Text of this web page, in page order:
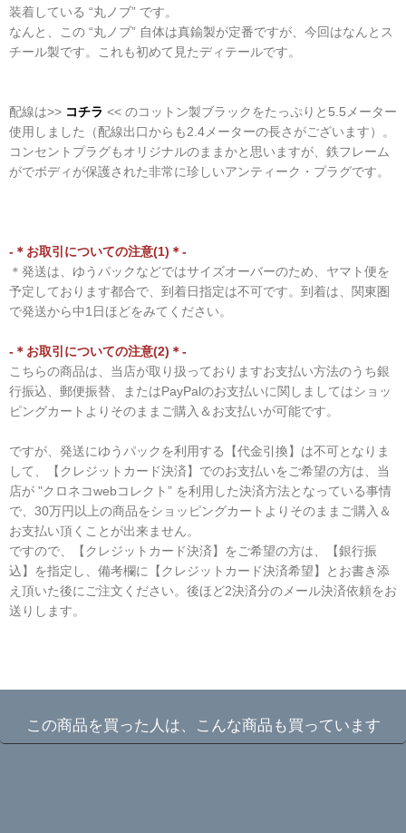
装着している “丸ノブ” です。
なんと、この “丸ノブ” 自体は真鍮製が定番ですが、今回はなんとス
チール製です。これも初めて見たディテールです。
配線は>> コチラ << のコットン製ブラックをたっぷりと5.5メーター
使用しました（配線出口からも2.4メーターの長さがございます）。
コンセントプラグもオリジナルのままかと思いますが、鉄フレーム
がでボディが保護された非常に珍しいアンティーク・プラグです。
-＊お取引についての注意(1)＊-
＊発送は、ゆうパックなどではサイズオーバーのため、ヤマト便を
予定しております都合で、到着日指定は不可です。到着は、関東圏
で発送から中1日ほどをみてください。
-＊お取引についての注意(2)＊-
こちらの商品は、当店が取り扱っておりますお支払い方法のうち銀
行振込、郵便振替、またはPayPalのお支払いに関しましてはショッ
ピングカートよりそのままご購入＆お支払いが可能です。
ですが、発送にゆうパックを利用する【代金引換】は不可となりま
して、【クレジットカード決済】でのお支払いをご希望の方は、当
店が "クロネコwebコレクト” を利用した決済方法となっている事情
で、30万円以上の商品をショッピングカートよりそのままご購入＆
お支払い頂くことが出来ません。
ですので、【クレジットカード決済】をご希望の方は、【銀行振
込】を指定し、備考欄に【クレジットカード決済希望】とお書き添
え頂いた後にご注文ください。後ほど2決済分のメール決済依頼をお
送りします。
この商品を買った人は、こんな商品も買っています